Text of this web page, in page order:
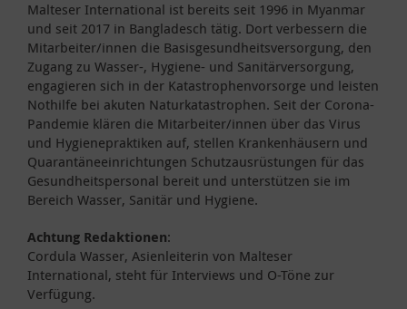
Malteser International ist bereits seit 1996 in Myanmar
und seit 2017 in Bangladesch tätig. Dort verbessern die
Mitarbeiter/innen die Basisgesundheitsversorgung, den
Zugang zu Wasser-, Hygiene- und Sanitärversorgung,
engagieren sich in der Katastrophenvorsorge und leisten
Nothilfe bei akuten Naturkatastrophen. Seit der Corona-
Pandemie klären die Mitarbeiter/innen über das Virus
und Hygienepraktiken auf, stellen Krankenhäusern und
Quarantäneeinrichtungen Schutzausrüstungen für das
Gesundheitspersonal bereit und unterstützen sie im
Bereich Wasser, Sanitär und Hygiene.
Achtung Redaktionen:
Cordula Wasser, Asienleiterin von Malteser
International, steht für Interviews und O-Töne zur
Verfügung.